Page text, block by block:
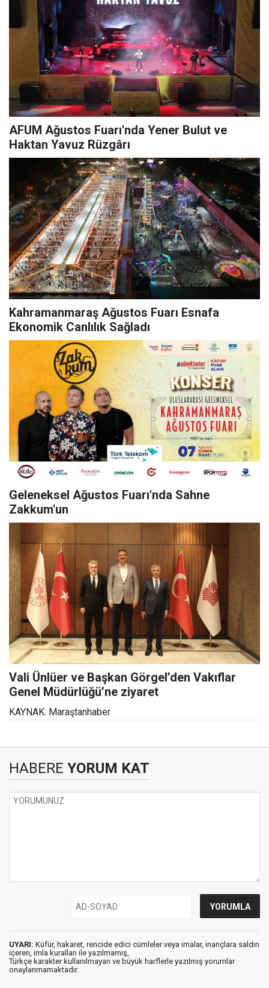
AFUM Ağustos Fuarı'nda Yener Bulut ve
Haktan Yavuz Rüzgârı
Kahramanmaraş Ağustos Fuarı Esnafa
Ekonomik Canlılık Sağladı
Geleneksel Ağustos Fuarı'nda Sahne
Zakkum'un
Vali Ünlüer ve Başkan Görgel’den Vakıflar
Genel Müdürlüğü’ne ziyaret
KAYNAK: Maraştanhaber
HABERE YORUM KAT
UYARI: Küfür, hakaret, rencide edici cümleler veya imalar, inançlara saldırı
içeren, imla kuralları ile yazılmamış,
Türkçe karakter kullanılmayan ve büyük harflerle yazılmış yorumlar
onaylanmamaktadır.